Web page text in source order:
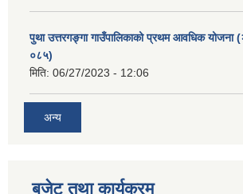
पुथा उत्तरगङ्गा गाउँपालिकाको प्रथम आवधिक
०८५)
मिति: 06/27/2023 - 12:06
अन्य
बजेट तथा कार्यक्रम